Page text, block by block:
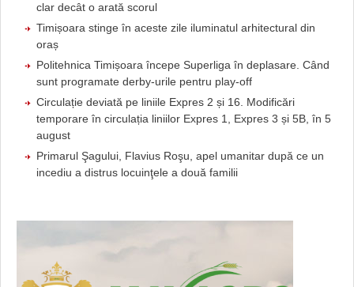
clar decât o arată scorul
Timișoara stinge în aceste zile iluminatul arhitectural din
oraș
Politehnica Timișoara începe Superliga în deplasare. Când
sunt programate derby-urile pentru play-off
Circulație deviată pe liniile Expres 2 și 16. Modificări
temporare în circulația liniilor Expres 1, Expres 3 și 5B, în 5
august
Primarul Şagului, Flavius Roşu, apel umanitar după ce un
incediu a distrus locuinţele a două familii